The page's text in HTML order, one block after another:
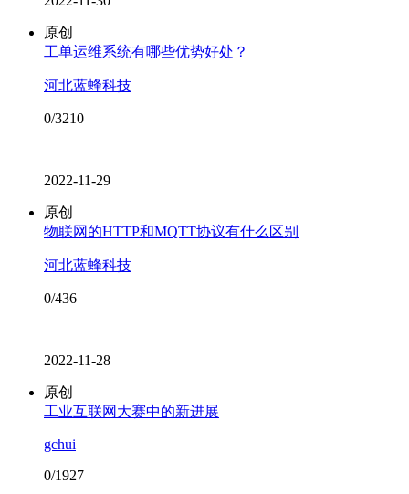
原创
工单运维系统有哪些优势好处？
河北蓝蜂科技
0/3210
2022-11-29
原创
物联网的HTTP和MQTT协议有什么区别
河北蓝蜂科技
0/436
2022-11-28
原创
工业互联网大赛中的新进展
gchui
0/1927